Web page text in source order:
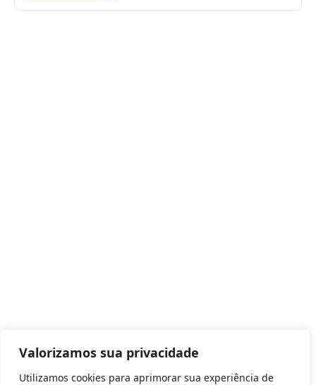
Valorizamos sua privacidade
Utilizamos cookies para aprimorar sua experiência de